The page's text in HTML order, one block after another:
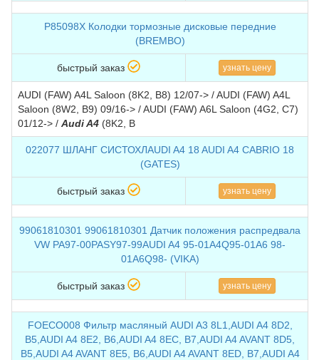
P85098X Колодки тормозные дисковые передние
(BREMBO)
быстрый заказ узнать цену
AUDI (FAW) A4L Saloon (8K2, B8) 12/07-> / AUDI (FAW) A4L
Saloon (8W2, B9) 09/16-> / AUDI (FAW) A6L Saloon (4G2, C7)
01/12-> / Audi A4 (8K2, B
022077 ШЛАНГ СИСТОХЛAUDI A4 18 AUDI A4 CABRIO 18
(GATES)
быстрый заказ узнать цену
99061810301 99061810301 Датчик положения распредвала
VW PA97-00PASY97-99AUDI A4 95-01A4Q95-01A6 98-
01A6Q98- (VIKA)
быстрый заказ узнать цену
FOECO008 Фильтр масляный AUDI A3 8L1,AUDI A4 8D2,
B5,AUDI A4 8E2, B6,AUDI A4 8EC, B7,AUDI A4 AVANT 8D5,
B5,AUDI A4 AVANT 8E5, B6,AUDI A4 AVANT 8ED, B7,AUDI A4